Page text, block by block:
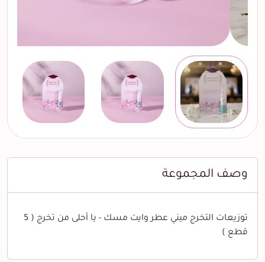
وصف المجموعة
توزيعات التخرج ميني عطر وايت مسك - يا أحلى من تخرج ( 5
قطع )